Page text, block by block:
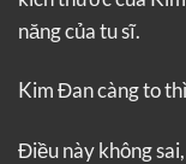
năng của tu sĩ.
Kim Đan càng to
Điều này không